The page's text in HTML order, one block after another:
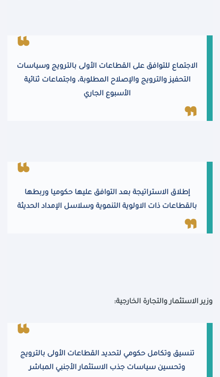
الاجتماع للتوافق على القطاعات الأولى بالترويج وسياسات
التحفيز والترويج والإصلاح المطلوبة، واجتماعات ثنائية
الأسبوع الجاري
إطلاق الاستراتيجة بعد التوافق عليها حكوميا وربطها
بالقطاعات ذات الاولوية التنموية وسلاسل الإمداد الحديثة
وزير الاستثمار والتجارة الخارجية:
تنسيق وتكامل حكومي لتحديد القطاعات الأولى بالترويج
وتحسين سياسات جذب الاستثمار الأجنبي المباشر